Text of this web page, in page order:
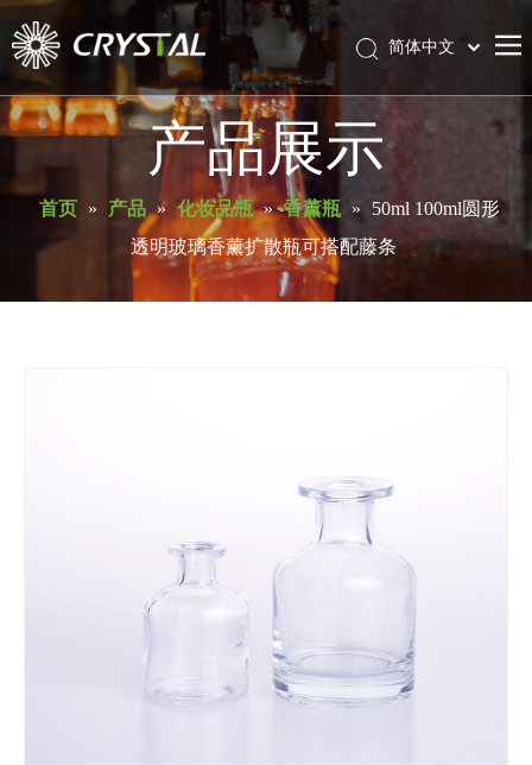
首页
产品
服务与支持
简体中文
产品展示
首页 » 产品 » 化妆品瓶 » 香薰瓶 » 50ml 100ml圆形
透明玻璃香薰扩散瓶可搭配藤条